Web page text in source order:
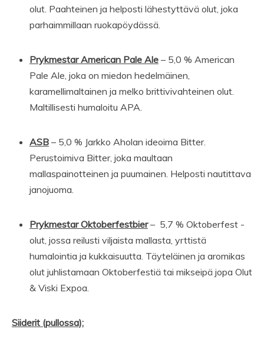
olut. Paahteinen ja helposti lähestyttävä olut, joka
parhaimmillaan ruokapöydässä.
Prykmestar American Pale Ale – 5,0 % American
Pale Ale, joka on miedon hedelmäinen,
karamellimaltainen ja melko brittivivahteinen olut.
Maltillisesti humaloitu APA.
ASB – 5,0 % Jarkko Aholan ideoima Bitter.
Perustoimiva Bitter, joka maultaan
mallaspainotteinen ja puumainen. Helposti nautittava
janojuoma.
Prykmestar Oktoberfestbier– 5,7 % Oktoberfest -
olut, jossa reilusti viljaista mallasta, yrttistä
humalointia ja kukkaisuutta. Täyteläinen ja aromikas
olut juhlistamaan Oktoberfestiä tai mikseipä jopa Olut
& Viski Expoa.
Siiderit (pullossa):